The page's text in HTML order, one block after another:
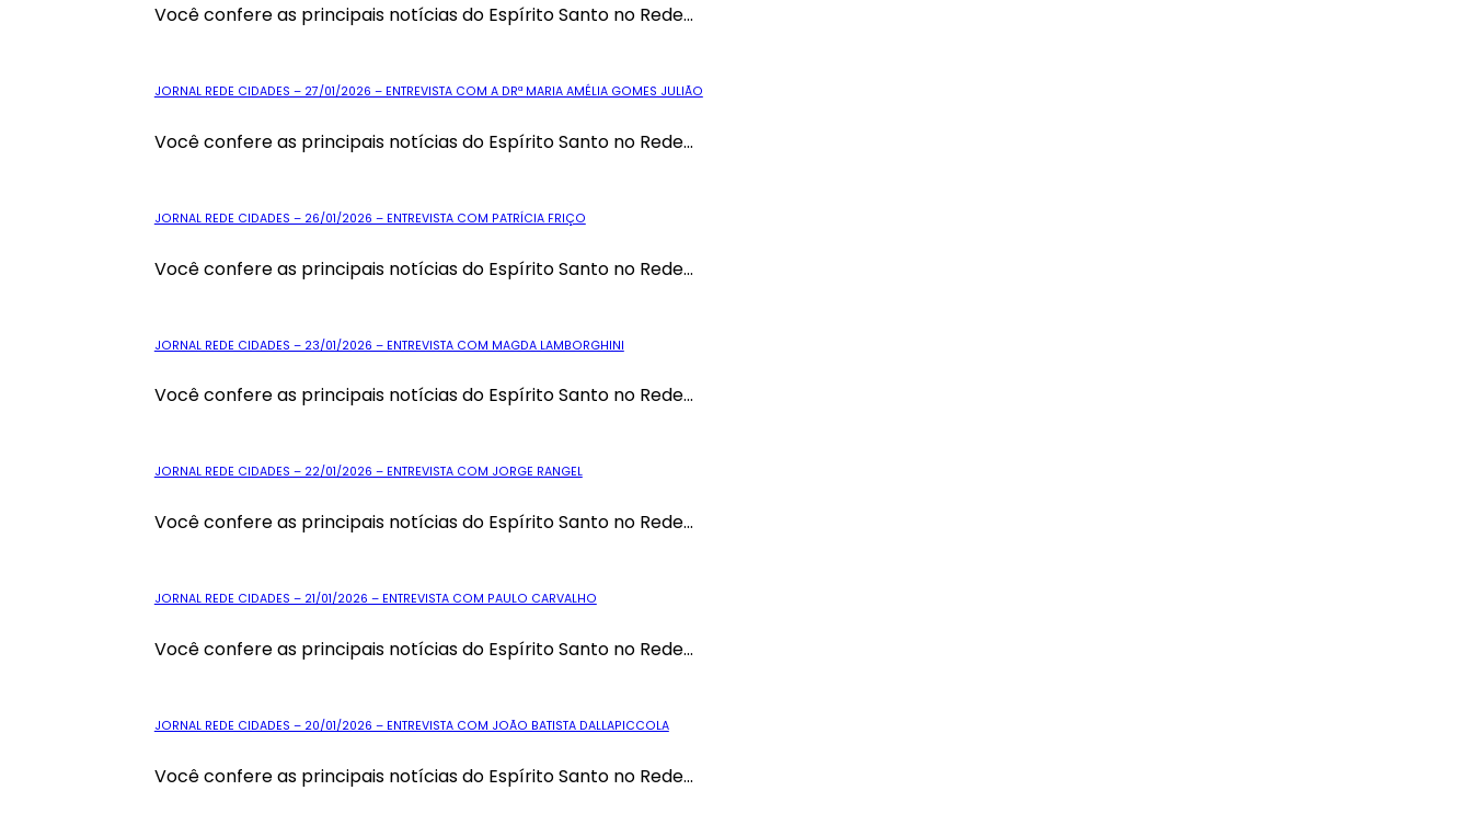
Você confere as principais notícias do Espírito Santo no Rede...
JORNAL REDE CIDADES – 27/01/2026 – ENTREVISTA COM A DRª MARIA AMÉLIA GOMES JULIÃO
Você confere as principais notícias do Espírito Santo no Rede...
JORNAL REDE CIDADES – 26/01/2026 – ENTREVISTA COM PATRÍCIA FRIÇO
Você confere as principais notícias do Espírito Santo no Rede...
JORNAL REDE CIDADES – 23/01/2026 – ENTREVISTA COM MAGDA LAMBORGHINI
Você confere as principais notícias do Espírito Santo no Rede...
JORNAL REDE CIDADES – 22/01/2026 – ENTREVISTA COM JORGE RANGEL
Você confere as principais notícias do Espírito Santo no Rede...
JORNAL REDE CIDADES – 21/01/2026 – ENTREVISTA COM PAULO CARVALHO
Você confere as principais notícias do Espírito Santo no Rede...
JORNAL REDE CIDADES – 20/01/2026 – ENTREVISTA COM JOÃO BATISTA DALLAPICCOLA
Você confere as principais notícias do Espírito Santo no Rede...